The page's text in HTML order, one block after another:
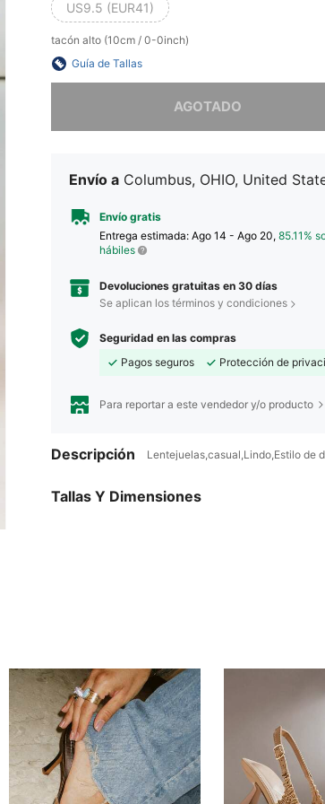
US9.5 (EUR41)
tacón alto (10cm / 0-0inch)
Guía de Tallas
AGOTADO
Envío a Columbus, OHIO, United
Envío gratis
Entrega estimada: Ago 14 - Ago 20, 85.11%
hábiles
Devoluciones gratuitas en 30 días
Se aplican los términos y condiciones
Seguridad en las compras
Pagos seguros
Protección de
Para reportar a este vendedor y/o producto
Descripción Lentejuelas,casual,Lindo,Estilo de
Tallas Y Dimensiones